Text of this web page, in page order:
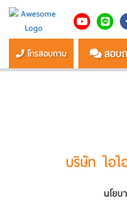
สอบ
โทรสอบถาม
บริษัท ไอ
นโย